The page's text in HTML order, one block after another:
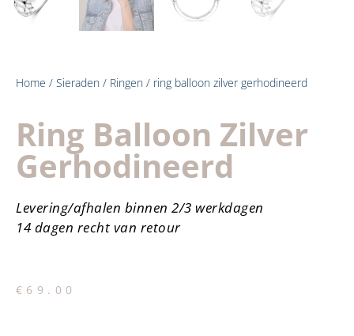
Home / Sieraden / Ringen / ring balloon zilver gerhodineerd
Ring Balloon Zilver
Gerhodineerd
Levering/afhalen binnen 2/3 werkdagen
14 dagen recht van retour
€ 69.00